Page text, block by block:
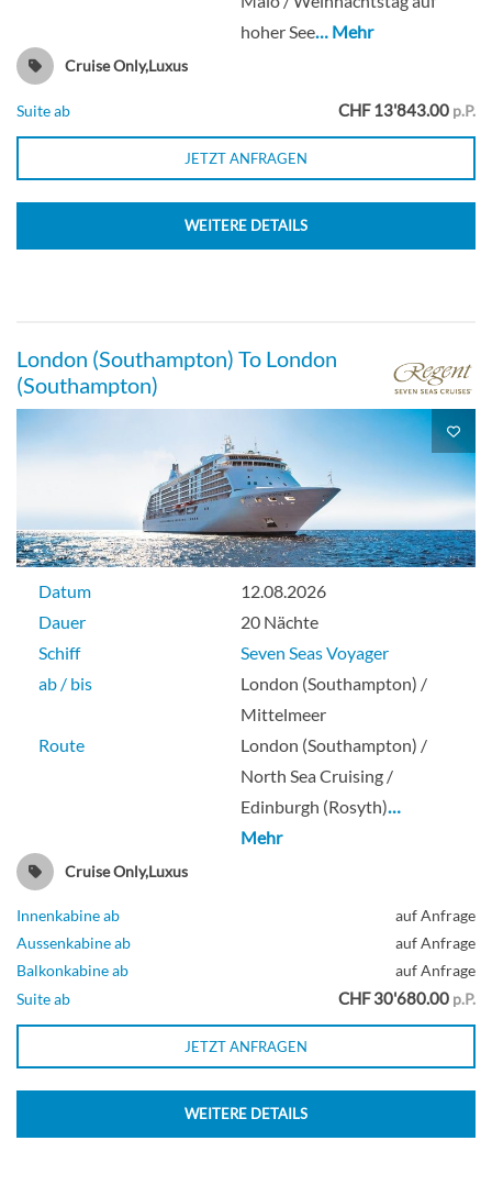
hoher See… Mehr
Cruise Only,Luxus
Suite ab CHF 13'843.00 p.P.
JETZT ANFRAGEN
WEITERE DETAILS
London (Southampton) To London
(Southampton)
Datum
12.08.2026
Dauer
20 Nächte
Schiff
Seven Seas Voyager
ab / bis
London (Southampton) /
Mittelmeer
Route
London (Southampton) /
North Sea Cruising /
Edinburgh (Rosyth)…
Mehr
Cruise Only,Luxus
Innenkabine ab
auf Anfrage
Aussenkabine ab
auf Anfrage
Balkonkabine ab
auf Anfrage
Suite ab
CHF 30'680.00 p.P.
JETZT ANFRAGEN
WEITERE DETAILS